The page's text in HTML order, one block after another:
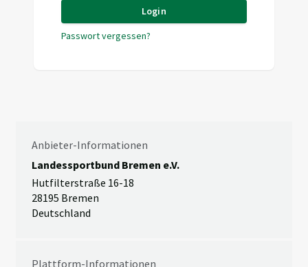
Login
Passwort vergessen?
Anbieter-Informationen
Landessportbund Bremen e.V.
Hutfilterstraße 16-18
28195 Bremen
Deutschland
Plattform-Informationen